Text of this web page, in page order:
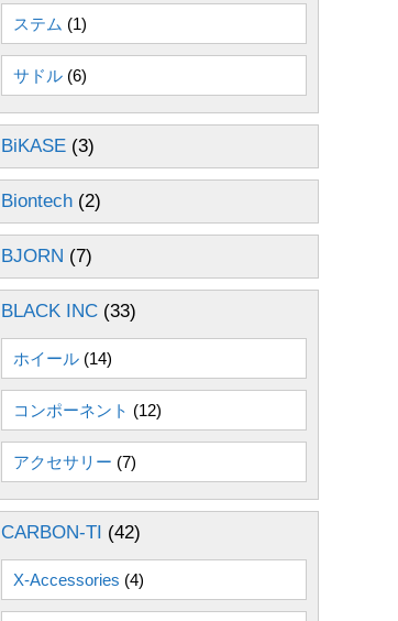
ステム (1)
サドル (6)
BiKASE (3)
Biontech (2)
BJORN (7)
BLACK INC (33)
ホイール (14)
コンポーネント (12)
アクセサリー (7)
CARBON-TI (42)
X-Accessories (4)